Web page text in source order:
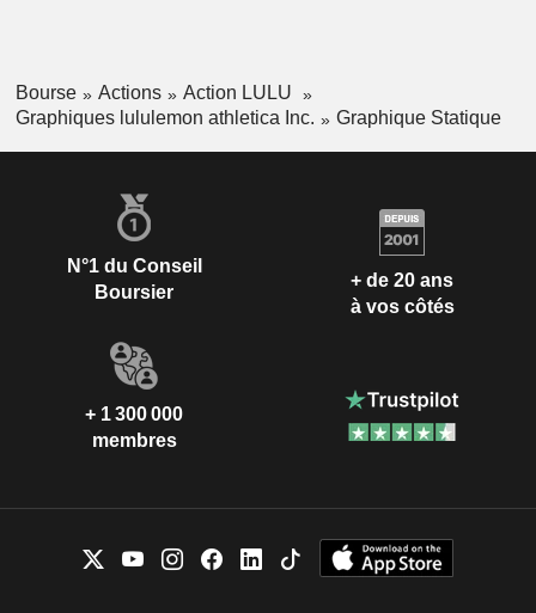
Bourse Actions
Action LULU
Graphiques lululemon athletica Inc.
Graphique Statique
N°1 du Conseil
Boursier
+ de 20 ans
à vos côtés
+ 1 300 000
membres